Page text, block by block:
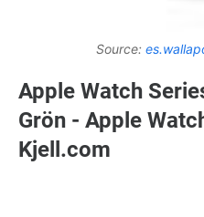
Source:
Apple Watch
Grön - Apple
Kjell.com